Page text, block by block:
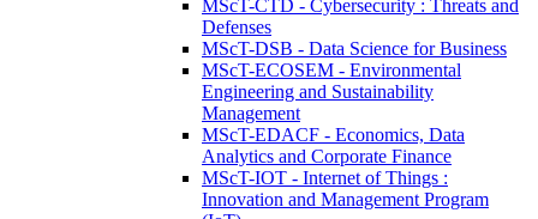
MScT-CTD - Cybersecurity : Threats and
Defenses
MScT-DSB - Data Science for Business
MScT-ECOSEM - Environmental
Engineering and Sustainability
Management
MScT-EDACF - Economics, Data
Analytics and Corporate Finance
MScT-IOT - Internet of Things :
Innovation and Management Program